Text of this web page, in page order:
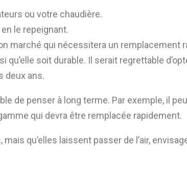
ou votre chaudière.
le repeignant.
marché qui nécessitera un remplacement
soit durable. Il serait regrettable
deux ans.
de penser à long terme. Par exemple, il
qui devra être remplacée rapidement.
qu’elles laissent passer de l’air,